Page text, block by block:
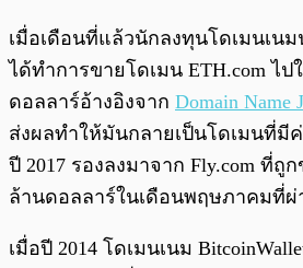
เมื่อเดือนที่แล้วนักลงทุนโดเมนเนม
ได้ทำการขายโดเมน ETH.com ไ
ดอลลาร์อ้างอิงจาก Domain Name
ส่งผลทำให้มันกลายเป็นโดเมนที่มี
ปี 2017 รองลงมาจาก Fly.com ที่ถู
ล้านดอลลาร์ในเดือนพฤษภาคมที่ผ่
เมื่อปี 2014 โดเมนเนม